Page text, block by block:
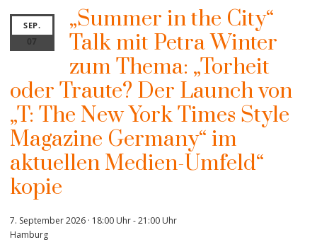
SEP.
07
„Summer in the City“
Talk mit Petra Winter
zum Thema: „Torheit
oder Traute? Der Launch von
„T: The New York Times Style
Magazine Germany“ im
aktuellen Medien-Umfeld“
kopie
7. September 2026 · 18:00 Uhr-21:00 Uhr
Hamburg